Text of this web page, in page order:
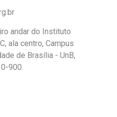
andar do Instituto
ala centro, Campus
de Brasília - UnB,
900.